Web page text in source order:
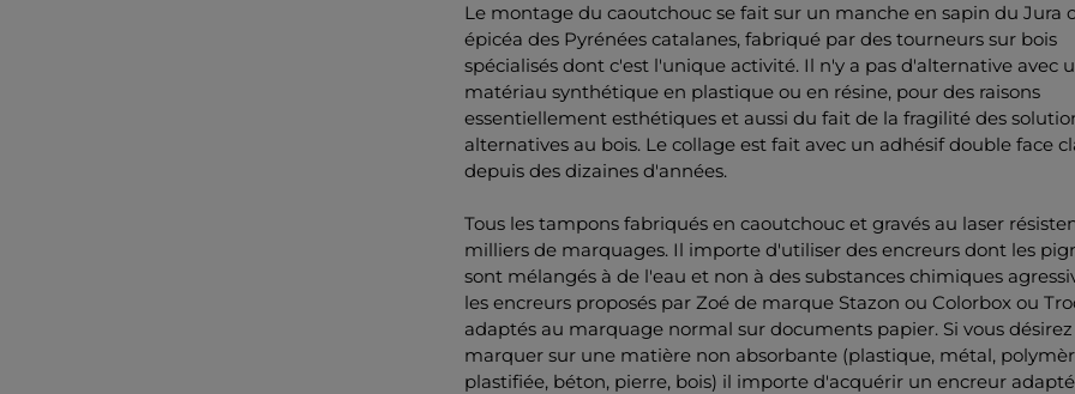
Le montage du caoutchouc se fait sur un manche en sapin du Jura
épicéa des Pyrénées catalanes, fabriqué par des tourneurs sur bois
spécialisés dont c'est l'unique activité. Il n'y a pas d'alternative avec
matériau synthétique en plastique ou en résine, pour des raisons
essentiellement esthétiques et aussi du fait de la fragilité des
alternatives au bois. Le collage est fait avec un adhésif double face
depuis des dizaines d'années.
Tous les tampons fabriqués en caoutchouc et gravés au laser
milliers de marquages. Il importe d'utiliser des encreurs dont les
sont mélangés à de l'eau et non à des substances chimiques
les encreurs proposés par Zoé de marque Stazon ou Colorbox ou
adaptés au marquage normal sur documents papier. Si vous désirez
marquer sur une matière non absorbante (plastique, métal,
plastifiée, béton, pierre, bois) il importe d'acquérir un encreur